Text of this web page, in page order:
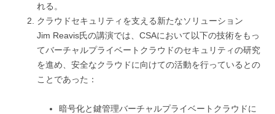
れる。
クラウドセキュリティを支える新たなソリューション
Jim Reavis氏の講演では、CSAにおいて以下の技術をもっ
てバーチャルプライベートクラウドのセキュリティの研究
を進め、安全なクラウドに向けての活動を行っているとの
ことであった：
暗号化と鍵管理バーチャルプライベートクラウドに